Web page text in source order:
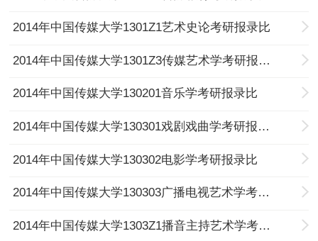
2014年中国传媒大学1301Z1艺术史论考研报录比
2014年中国传媒大学1301Z3传媒艺术学考研报录比
2014年中国传媒大学130201音乐学考研报录比
2014年中国传媒大学130301戏剧戏曲学考研报录比
2014年中国传媒大学130302电影学考研报录比
2014年中国传媒大学130303广播电视艺术学考研报录比
2014年中国传媒大学1303Z1播音主持艺术学考研报录比